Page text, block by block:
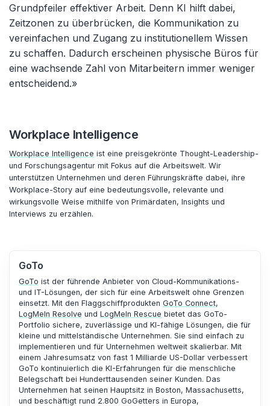
Grundpfeiler effektiver Arbeit. Denn KI hilft dabei,
Zeitzonen zu überbrücken, die Kommunikation zu
vereinfachen und Zugang zu institutionellem Wissen
zu schaffen. Dadurch erscheinen physische Büros für
eine wachsende Zahl von Mitarbeitern immer weniger
entscheidend.»
Workplace Intelligence
Workplace Intelligence ist eine preisgekrönte Thought-Leadership-
und Forschungsagentur mit Fokus auf die Arbeitswelt. Wir
unterstützen Unternehmen und deren Führungskräfte dabei, ihre
Workplace-Story auf eine bedeutungsvolle, relevante und
wirkungsvolle Weise mithilfe von Primärdaten, Insights und
Interviews zu erzählen.
GoTo
GoTo ist der führende Anbieter von Cloud-Kommunikations-
und IT-Lösungen, der sich für eine Arbeitswelt ohne Grenzen
einsetzt. Mit den Flaggschiffprodukten GoTo Connect,
LogMeIn Resolve und LogMeIn Rescue bietet das GoTo-
Portfolio sichere, zuverlässige und KI-fähige Lösungen, die für
kleine und mittelständische Unternehmen. Sie sind einfach zu
implementieren und für Unternehmen weltweit skalierbar. Mit
einem Jahresumsatz von fast 1 Milliarde US-Dollar verbessert
GoTo kontinuierlich die KI-Erfahrungen für die menschliche
Belegschaft bei Hunderttausenden seiner Kunden. Das
Unternehmen hat seinen Hauptsitz in Boston, Massachusetts,
und beschäftigt rund 2.800 GoGetters in Europa,